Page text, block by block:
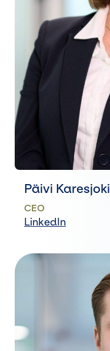
Päivi Karesjoki
CEO
LinkedIn